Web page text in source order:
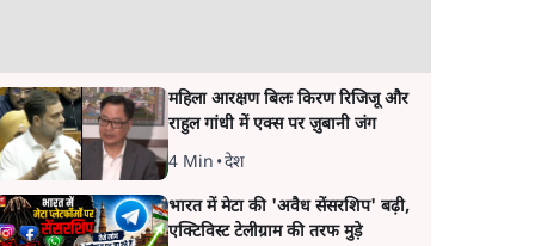
महिला आरक्षण बिलः किरण रिजिजू और
राहुल गांधी में एक्स पर ज़ुबानी जंग
4 Min •देश
भारत में मेटा की 'अवैध सेंसरशिप' बढ़ी,
एक्टिविस्ट टेलीग्राम की तरफ मुड़े